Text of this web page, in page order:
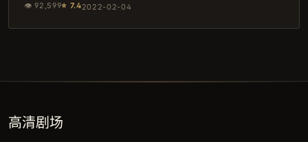
👁92,599⭐ 7.42022-02-04
高清剧场